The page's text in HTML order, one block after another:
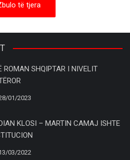
të tjera
ROMAN SHQIPTAR I NIVELIT
01/2023
KLOSI – MARTIN CAMAJ ISHTE
03/2022